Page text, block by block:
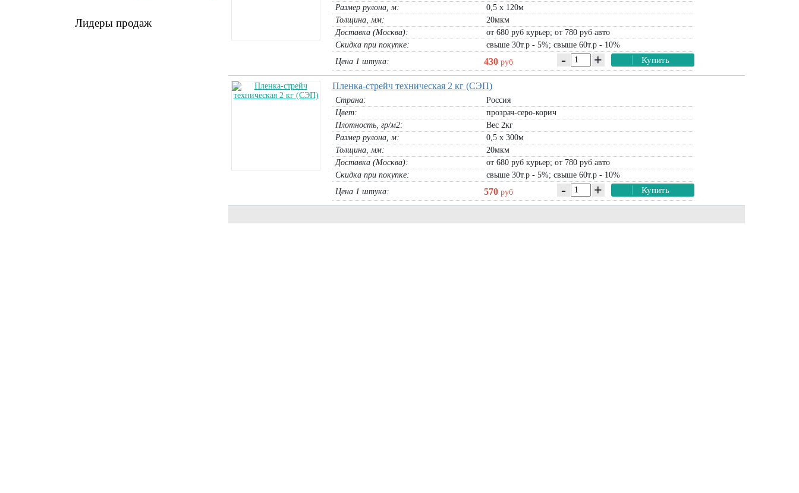
Лидеры продаж
Размер рулона, м:
0,5 х 120м
Толщина, мм:
20мкм
Доставка (Москва):
от 680 руб курьер; от 780 руб авто
Скидка при покупке:
свыше 30т.р - 5%; свыше 60т.р - 10%
Цена 1 штука:
430 руб - + Купить
Пленка-стрейч техническая 2 кг (СЭП)
Страна:
Россия
Цвет:
прозрач-серо-корич
Плотность, гр/м2:
Вес 2кг
Размер рулона, м:
0,5 х 300м
Толщина, мм:
20мкм
Доставка (Москва):
от 680 руб курьер; от 780 руб авто
Скидка при покупке:
свыше 30т.р - 5%; свыше 60т.р - 10%
Цена 1 штука:
570 руб - + Купить